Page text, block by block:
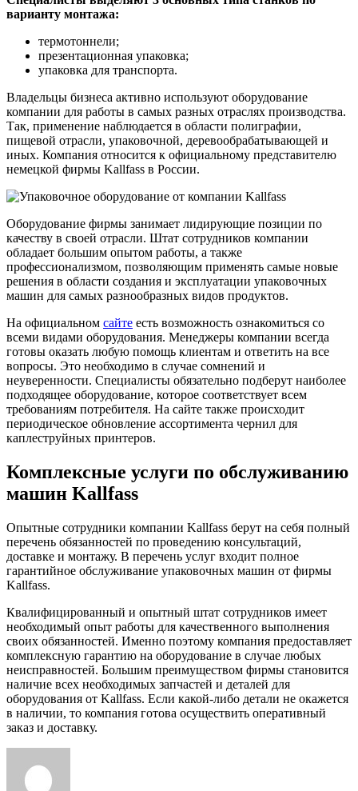
варианту монтажа:
термотоннели;
презентационная упаковка;
упаковка для транспорта.
Владельцы бизнеса активно используют оборудование
компании для работы в самых разных отраслях производства.
Так, применение наблюдается в области полиграфии,
пищевой отрасли, упаковочной, деревообрабатывающей и
иных. Компания относится к официальному представителю
немецкой фирмы Kallfass в России.
Оборудование фирмы занимает лидирующие позиции по
качеству в своей отрасли. Штат сотрудников компании
обладает большим опытом работы, а также
профессионализмом, позволяющим применять самые новые
решения в области создания и эксплуатации упаковочных
машин для самых разнообразных видов продуктов.
На официальном сайте есть возможность ознакомиться со
всеми видами оборудования. Менеджеры компании всегда
готовы оказать любую помощь клиентам и ответить на все
вопросы. Это необходимо в случае сомнений и
неуверенности. Специалисты обязательно подберут наиболее
подходящее оборудование, которое соответствует всем
требованиям потребителя. На сайте также происходит
периодическое обновление ассортимента чернил для
каплеструйных принтеров.
Комплексные услуги по обслуживанию
машин Kallfass
Опытные сотрудники компании Kallfass берут на себя полный
перечень обязанностей по проведению консультаций,
доставке и монтажу. В перечень услуг входит полное
гарантийное обслуживание упаковочных машин от фирмы
Kallfass.
Квалифицированный и опытный штат сотрудников имеет
необходимый опыт работы для качественного выполнения
своих обязанностей. Именно поэтому компания предоставляет
комплексную гарантию на оборудование в случае любых
неисправностей. Большим преимуществом фирмы становится
наличие всех необходимых запчастей и деталей для
оборудования от Kallfass. Если какой-либо детали не окажется
в наличии, то компания готова осуществить оперативный
заказ и доставку.